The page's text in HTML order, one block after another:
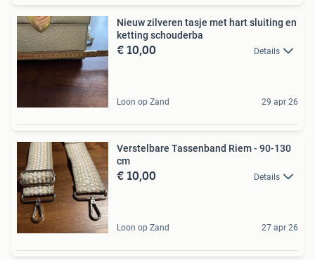
Nieuw zilveren tasje met hart sluiting en
ketting schouderba
€ 10,00 Details
Loon op Zand 29 apr 26
Verstelbare Tassenband Riem - 90-130
cm
€ 10,00 Details
Loon op Zand 27 apr 26